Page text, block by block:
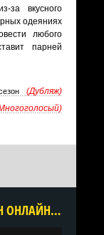
за вкусного
одеяниях
любого
парней
(Дубляж)
CМОТРЕТЬ ШОУ ЧАШЕКА! 2 СЕЗОН ОНЛАЙН В ХОРОШЕМ КАЧЕСТВЕ ВСЕ СЕРИИ ПОДРЯД БЕСПЛАТНО